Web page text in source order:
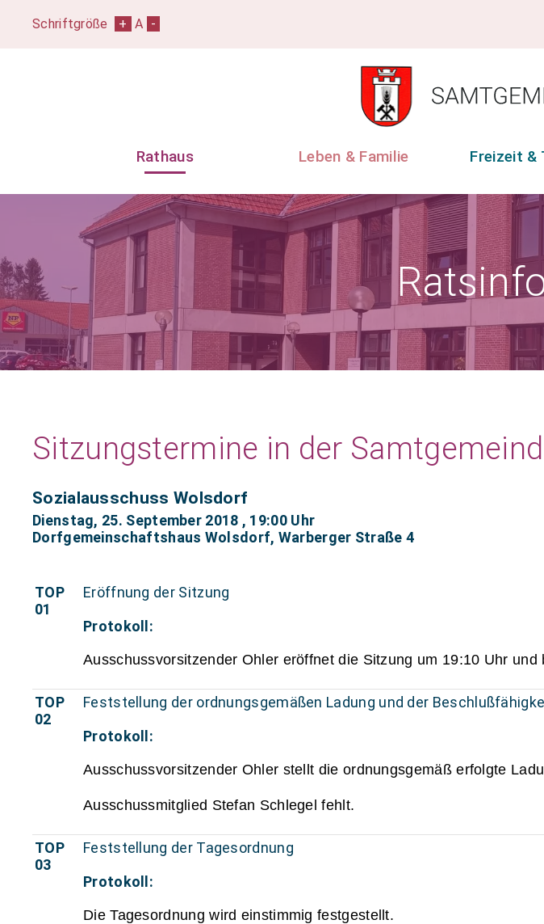
Schriftgröße + A -
Rathaus Leben & Familie Freizeit &
Sitzungstermine in der
Sozialausschuss Wolsdorf
Dienstag, 25. September 2018 , 19:00 Uhr
Dorfgemeinschaftshaus Wolsdorf, Warberger Straße 4
TOP
01
Eröffnung der Sitzung
Protokoll:
Ausschussvorsitzender Ohler eröffnet die Sitzung um 19:10 Uhr und
TOP
02
Feststellung der ordnungsgemäßen Ladung und der
Protokoll:
Ausschussvorsitzender Ohler stellt die ordnungsgemäß erfolgte
Ausschussmitglied Stefan Schlegel fehlt.
TOP
03
Feststellung der Tagesordnung
Protokoll:
Die Tagesordnung wird einstimmig festgestellt.